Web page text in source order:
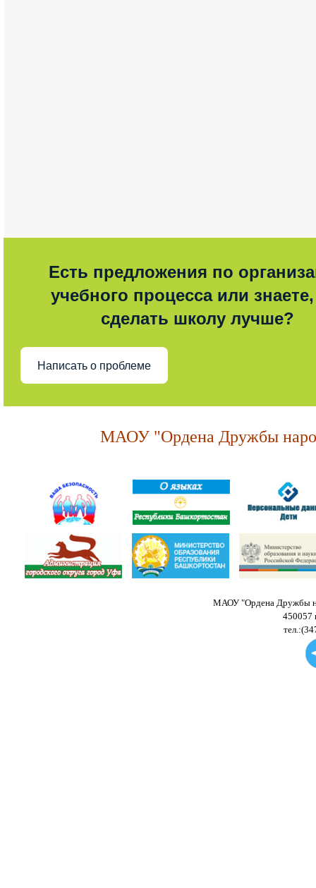
Есть предложения по
учебного процесса или знаете,
сделать школу лучше?
Написать о проблеме
МАОУ "Ордена Дружбы
МАОУ "Ордена Дружбы
450057